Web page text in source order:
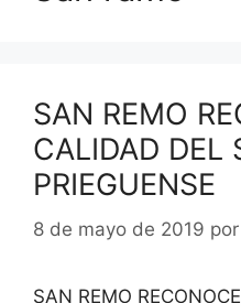
SAN REMO
CALIDAD DEL
PRIEGUENSE
8 de mayo de 2019 por
SAN REMO